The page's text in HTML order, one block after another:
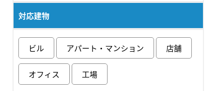
対応建物
ビル アパート・マンション 店舗
オフィス 工場